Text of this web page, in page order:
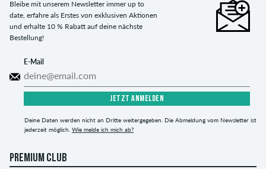
Bleibe mit unserem Newsletter immer up to
date, erfahre als Erstes von exklusiven Aktionen
und erhalte 10 % Rabatt auf deine nächste
Bestellung!
E-Mail
JETZT ANMELDEN
Deine Daten werden nicht an Dritte weitergegeben. Die Abmeldung vom Newsletter ist
jederzeit möglich. Wie melde ich mich ab?
PREMIUM CLUB